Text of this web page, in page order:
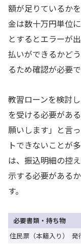
額が足りているか
金は数十万円単位
とするとエラーが
払いができるかど
るため確認が必要で
教習ローンを検討
を受ける必要があ
願いします」と言
トできないことが
は、振込明細の控
示する必要がある
す。
必要書類・持ち物
住民票（本籍入り）
発